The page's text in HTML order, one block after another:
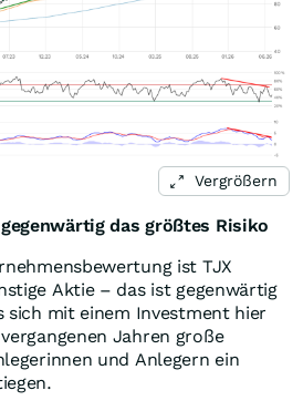
Vergrößern
das größtes Risiko
ist TJX
Aktie – das ist gegenwärtig
sich mit einem Investment hier
Jahren große
und Anlegern ein